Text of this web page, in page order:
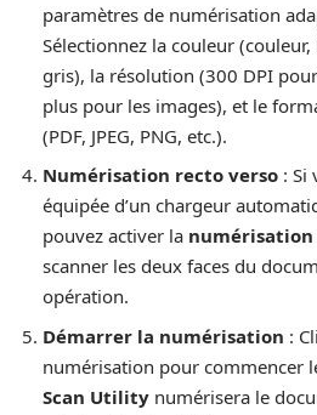
paramètres de numérisation
Sélectionnez la couleur
gris), la résolution (300 DPI
plus pour les images), et le
(PDF, JPEG, PNG, etc.).
Numérisation recto verso : Si
équipée d’un chargeur
pouvez activer la
scanner les deux faces du
opération.
Démarrer la numérisation :
numérisation pour commencer
Scan Utility numérisera le